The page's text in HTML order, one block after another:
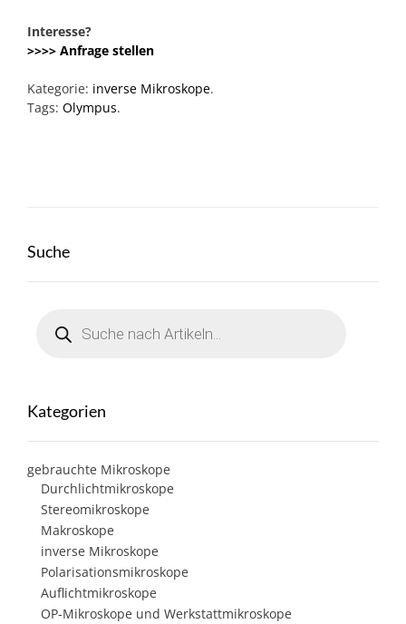
Interesse?
>>>> Anfrage stellen
Kategorie: inverse Mikroskope.
Tags: Olympus.
Suche
search
Kategorien
gebrauchte Mikroskope
Durchlichtmikroskope
Stereomikroskope
Makroskope
inverse Mikroskope
Polarisationsmikroskope
Auflichtmikroskope
OP-Mikroskope und Werkstattmikroskope